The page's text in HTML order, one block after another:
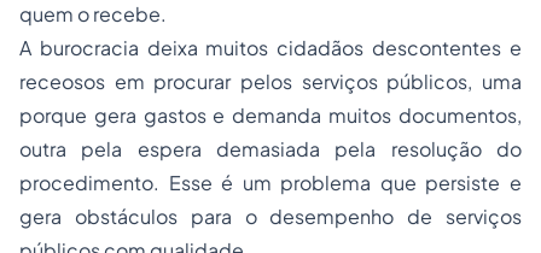
quem o recebe.
A burocracia deixa muitos cidadãos descontentes e
receosos em procurar pelos serviços públicos, uma
porque gera gastos e demanda muitos documentos,
outra pela espera demasiada pela resolução do
procedimento. Esse é um problema que persiste e
gera obstáculos para o desempenho de serviços